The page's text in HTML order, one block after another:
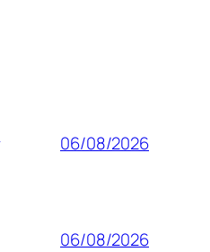
06/08/2026
06/08/2026